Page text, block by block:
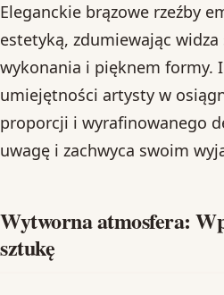
Eleganckie brązowe rzeźby
estetyką, zdumiewając widza
wykonania i pięknem formy.
umiejętności artysty w
proporcji i wyrafinowanego
uwagę i zachwyca swoim
Wytworna atmosfera:
sztukę